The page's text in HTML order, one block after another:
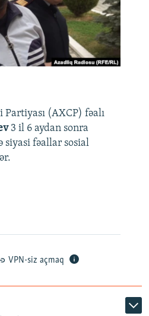
Partiyası (AXCP) fəalı
3 il 6 aydan sonra
siyasi fəallar sosial
VPN-siz açmaq